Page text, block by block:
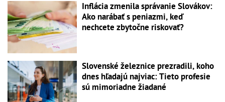
Inflácia zmenila správanie Slovákov:
Ako narábať s peniazmi, keď
nechcete zbytočne riskovať?
Slovenské železnice prezradili, koho
dnes hľadajú najviac: Tieto profesie
sú mimoriadne žiadané